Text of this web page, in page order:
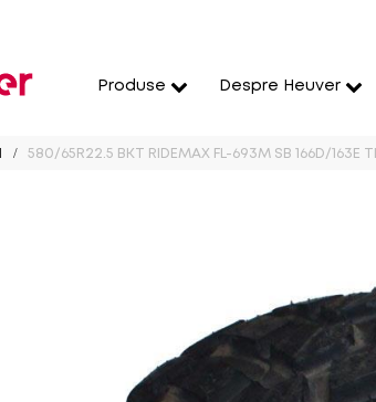
Produse Despre Heuver
580/65R22.5 BKT RIDEMAX FL-693M SB 166D/163E TL